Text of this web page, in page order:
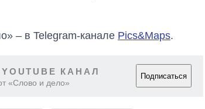
– в Telegram-канале Pics&Maps.
КАНАЛ
«Слово и дело»
Подписаться